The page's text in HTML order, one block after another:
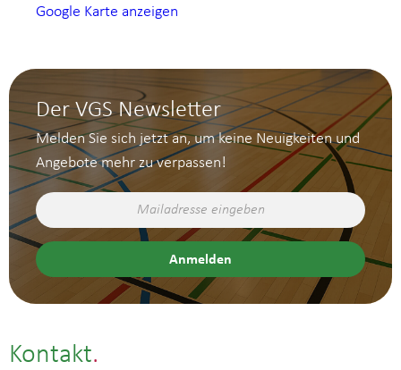
Google Karte anzeigen
Der VGS Newsletter
Melden Sie sich jetzt an, um keine Neuigkeiten und
Angebote mehr zu verpassen!
Kontakt